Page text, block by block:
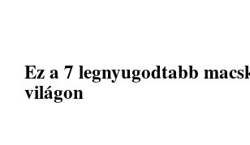
Ez a 7 legnyugodtabb
világon